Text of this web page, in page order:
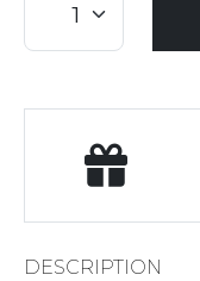
DESCRIPTION